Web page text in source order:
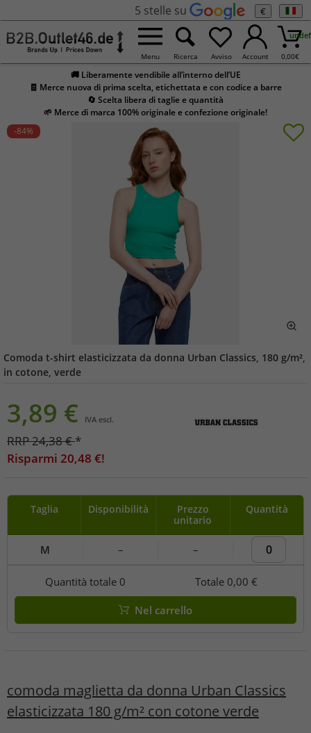
5 stelle su €
Menu Ricerca Avviso Account 0,00€
🚚 Liberamente vendibile all’interno dell’UE
🧾 Merce nuova di prima scelta, etichettata e con codice a barre
🔄 Scelta libera di taglie e quantità
🌱 Merce di marca 100% originale e confezione originale!
-84%
Comoda t-shirt elasticizzata da donna Urban Classics, 180 g/m²,
in cotone, verde
3,89 € IVA escl.
RRP24,38€*
Risparmi 20,48 €!
Taglia Disponibilità
Prezzo
unitario
Quantità
M – –
Quantità totale 0 Totale 0,00 €
Nel carrello
comoda maglietta da donna Urban Classics
elasticizzata 180 g/m² con cotone verde